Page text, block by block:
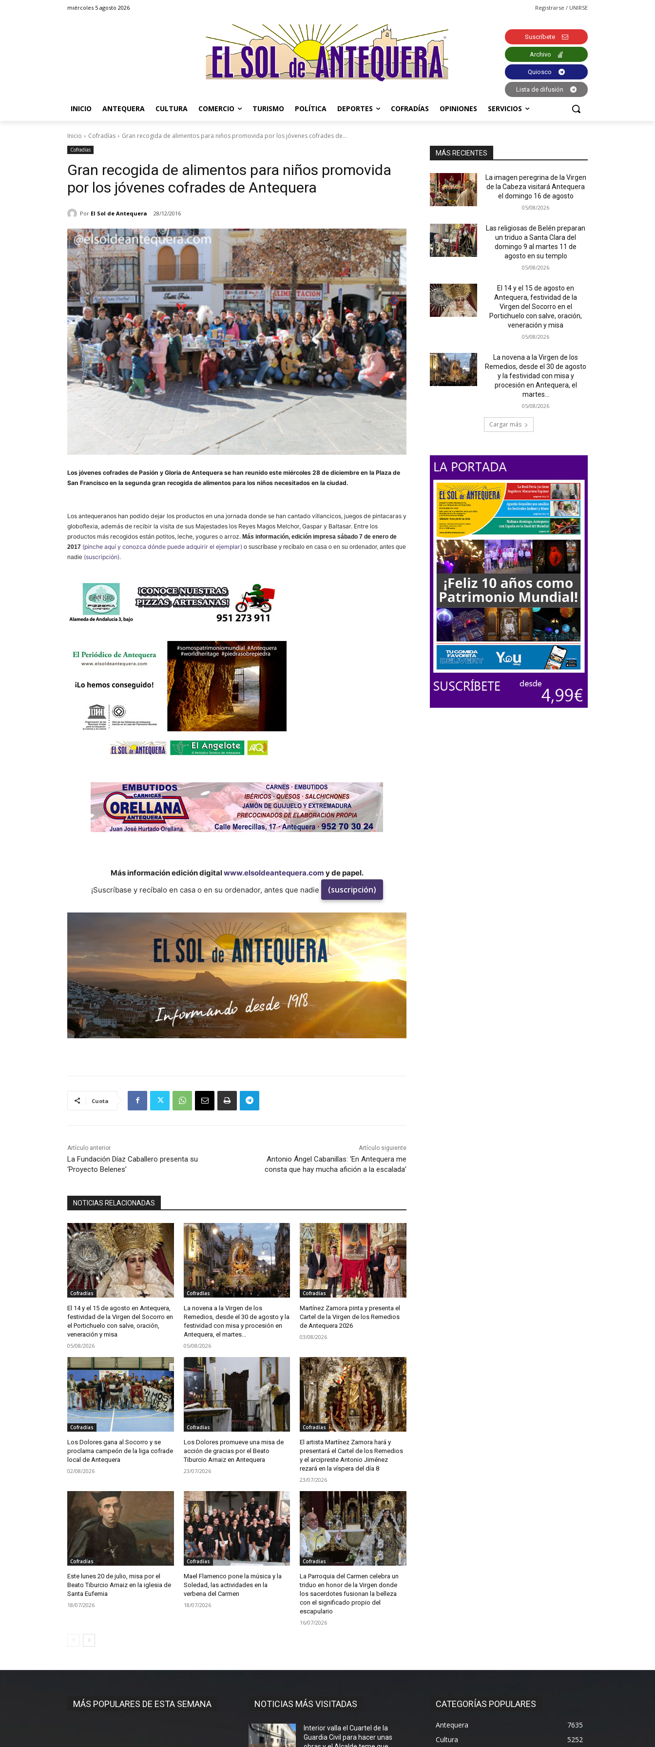
miércoles 5 agosto 2026 Registrarse / UNIRSE
Suscríbete
Archivo
Quiosco
Lista de difusión
INICIO ANTEQUERA CULTURA COMERCIO TURISMO POLÍTICA DEPORTES COFRADÍAS OPINIONES SERVICIOS
Inicio Cofradías Gran recogida de alimentos para niños promovida por los jóvenes cofrades de...
Cofradías
Gran recogida de alimentos para niños promovida
por los jóvenes cofrades de Antequera
Por El Sol de Antequera 28/12/2016
Los jóvenes cofrades de Pasión y Gloria de Antequera se han reunido este miércoles 28 de diciembre en la Plaza de
San Francisco en la segunda gran recogida de alimentos para los niños necesitados en la ciudad.
Los antequeranos han podido dejar los productos en una jornada donde se han cantado villancicos, juegos de pintacaras y
globoflexia, además de recibir la visita de sus Majestades los Reyes Magos Melchor, Gaspar y Baltasar. Entre los
productos más recogidos están potitos, leche, yogures o arroz. Más información, edición impresa sábado 7 de enero de
2017 (pinche aquí y conozca dónde puede adquirir el ejemplar) o suscríbase y recíbalo en casa o en su ordenador, antes que
nadie (suscripción).
Más información edición digitalwww.elsoldeantequera.com y de papel.
¡Suscríbase y recíbalo en casa o en su ordenador, antes que nadie
(suscripción)
Cuota
Artículo anterior
La Fundación Díaz Caballero presenta su
‘Proyecto Belenes’
Artículo siguiente
Antonio Ángel Cabanillas: ‘En Antequera me
consta que hay mucha afición a la escalada’
NOTICIAS RELACIONADAS
Cofradías
El 14 y el 15 de agosto en Antequera,
festividad de la Virgen del Socorro en
el Portichuelo con salve, oración,
veneración y misa
05/08/2026
Cofradías
La novena a la Virgen de los
Remedios, desde el 30 de agosto y la
festividad con misa y procesión en
Antequera, el martes...
05/08/2026
Cofradías
Martínez Zamora pinta y presenta el
Cartel de la Virgen de los Remedios
de Antequera 2026
03/08/2026
Cofradías
Los Dolores gana al Socorro y se
proclama campeón de la liga cofrade
local de Antequera
02/08/2026
Cofradías
Los Dolores promueve una misa de
acción de gracias por el Beato
Tiburcio Arnaiz en Antequera
23/07/2026
Cofradías
El artista Martínez Zamora hará y
presentará el Cartel de los Remedios
y el arcipreste Antonio Jiménez
rezará en la víspera del día 8
23/07/2026
Cofradías
Este lunes 20 de julio, misa por el
Beato Tiburcio Arnaiz en la iglesia de
Santa Eufemia
18/07/2026
Cofradías
Mael Flamenco pone la música y la
Soledad, las actividades en la
verbena del Carmen
18/07/2026
Cofradías
La Parroquia del Carmen celebra un
triduo en honor de la Virgen donde
los sacerdotes fusionan la belleza
con el significado propio del
escapulario
16/07/2026
MÁS RECIENTES
La imagen peregrina de la Virgen
de la Cabeza visitará Antequera
el domingo 16 de agosto
05/08/2026
Las religiosas de Belén preparan
un triduo a Santa Clara del
domingo 9 al martes 11 de
agosto en su templo
05/08/2026
El 14 y el 15 de agosto en
Antequera, festividad de la
Virgen del Socorro en el
Portichuelo con salve, oración,
veneración y misa
05/08/2026
La novena a la Virgen de los
Remedios, desde el 30 de agosto
y la festividad con misa y
procesión en Antequera, el
martes...
05/08/2026
Cargar más
MÁS POPULARES DE ESTA SEMANA NOTICIAS MÁS VISITADAS
Interior valla el Cuartel de la
Guardia Civil para hacer unas
CATEGORÍAS POPULARES
Antequera
7635
Cultura
5252